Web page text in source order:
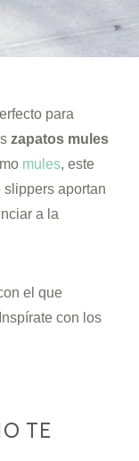
para
zapatos mules
mules, este
aportan
a la
el que
con los
TE